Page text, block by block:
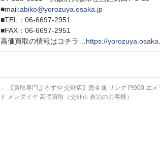
■mail:abiko@yorozuya.osaka.jp
■TEL：06-6697-2951
■FAX：06-6697-2951
高価買取の情報はコチラ… https://
←
【買取専門よろずや 交野店】貴金属 リング Pt900 エメ
ド メレダイヤ 高価買取（交野市 倉治のお客様）